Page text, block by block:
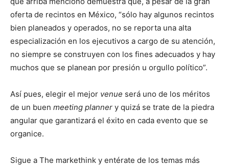
oferta de recintos en México, “sólo hay algunos recintos
bien planeados y operados, no se reporta una alta
especialización en los ejecutivos a cargo de su atención,
no siempre se construyen con los fines adecuados y hay
muchos que se planean por presión u orgullo político”.
Así pues, elegir el mejor venue será uno de los méritos
de un buen meeting planner y quizá se trate de la piedra
angular que garantizará el éxito en cada evento que se
organice.
Sigue a The markethink y entérate de los temas más